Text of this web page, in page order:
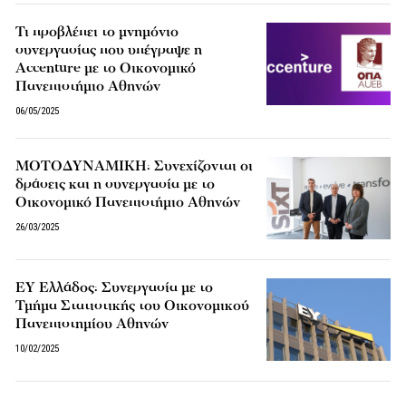
Τι προβλέπει το μνημόνιο
συνεργασίας που υπέγραψε η
Accenture με το Οικονομικό
Πανεπιστήμιο Αθηνών
06/05/2025
ΜΟΤΟΔΥΝΑΜΙΚΗ: Συνεχίζονται οι
δράσεις και η συνεργασία με το
Οικονομικό Πανεπιστήμιο Αθηνών
26/03/2025
EY Ελλάδος: Συνεργασία με το
Τμήμα Στατιστικής του Οικονομικού
Πανεπιστημίου Αθηνών
10/02/2025